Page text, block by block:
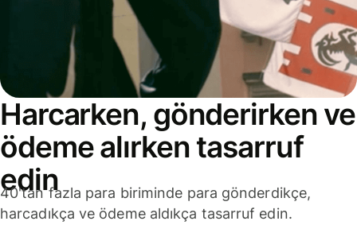
Harcarken, gönderirken ve
ödeme alırken tasarruf
edin
40'tan fazla para biriminde para gönderdikçe,
harcadıkça ve ödeme aldıkça tasarruf edin.